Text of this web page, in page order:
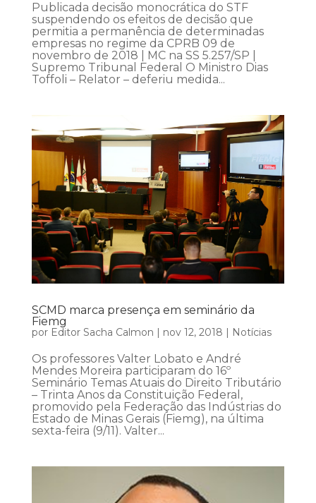
Publicada decisão monocrática do STF
suspendendo os efeitos de decisão que
permitia a permanência de determinadas
empresas no regime da CPRB 09 de
novembro de 2018 | MC na SS 5.257/SP |
Supremo Tribunal Federal O Ministro Dias
Toffoli – Relator – deferiu medida...
SCMD marca presença em seminário da
Fiemg
por Editor Sacha Calmon | nov 12, 2018 | Notícias
Os professores Valter Lobato e André
Mendes Moreira participaram do 16º
Seminário Temas Atuais do Direito Tributário
– Trinta Anos da Constituição Federal,
promovido pela Federação das Indústrias do
Estado de Minas Gerais (Fiemg), na última
sexta-feira (9/11). Valter...